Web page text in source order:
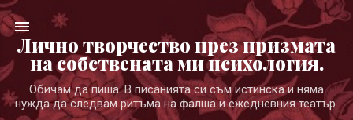
Пропускане към основното съдържание
Лично творчество през призмата
на собствената ми психология.
Обичам да пиша. В писанията си съм истинска и няма
нужда да следвам ритъма на фалша и ежедневния театър.